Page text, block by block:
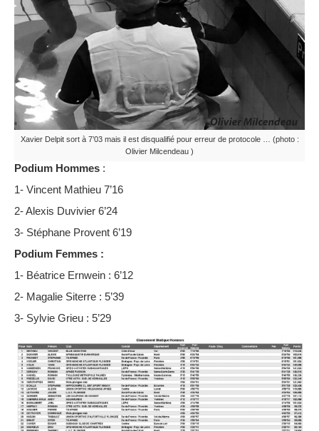
Xavier Delpit sort à 7’03 mais il est disqualifié pour erreur de protocole … (photo :
Olivier Milcendeau )
Podium Hommes :
1- Vincent Mathieu 7’16
2- Alexis Duvivier 6’24
3- Stéphane Provent 6’19
Podium Femmes :
1- Béatrice Ernwein : 6’12
2- Magalie Siterre : 5’39
3- Sylvie Grieu : 5’29